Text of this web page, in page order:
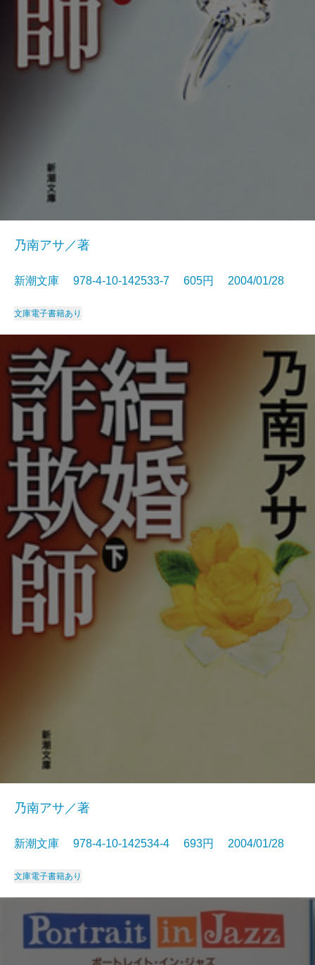
乃南アサ／著
新潮文庫 978-4-10-142533-7 605円 2004/01/28
文庫電子書籍あり
乃南アサ／著
新潮文庫 978-4-10-142534-4 693円 2004/01/28
文庫電子書籍あり